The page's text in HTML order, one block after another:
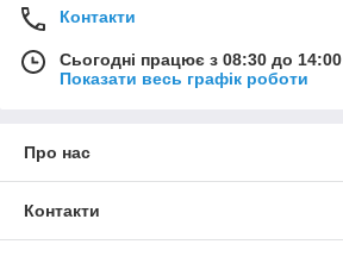
Контакти
Сьогодні працює з 08:30 до 14:00
Показати весь графік роботи
Про нас
Контакти